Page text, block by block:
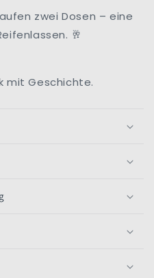
zwei Dosen – eine
🥂
mit Geschichte.